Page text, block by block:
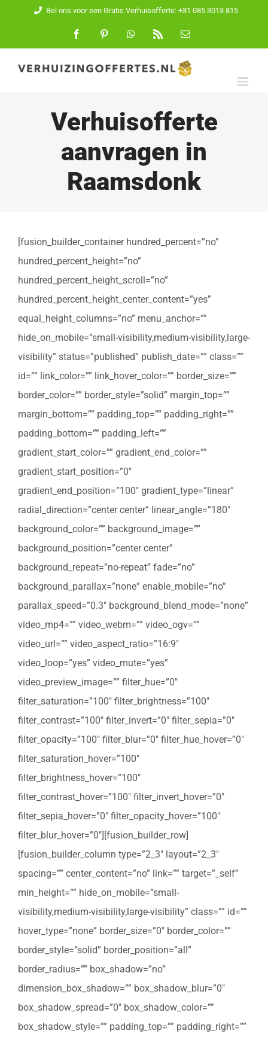
inhoud
Bel ons voor een Gratis Verhuisofferte: +31 085 3013 815
FacebookPinterest WhatsApp
E-
Verhuisofferte
aanvragen in
Raamsdonk
[fusion_builder_container hundred_percent=”no”
hundred_percent_height=”no”
hundred_percent_height_scroll=”no”
hundred_percent_height_center_content=”yes”
equal_height_columns=”no” menu_anchor=””
hide_on_mobile=”small-visibility,medium-visibility,large-
visibility” status=”published” publish_date=”” class=””
id=”” link_color=”” link_hover_color=”” border_size=””
border_color=”” border_style=”solid” margin_top=””
margin_bottom=”” padding_top=”” padding_right=””
padding_bottom=”” padding_left=””
gradient_start_color=”” gradient_end_color=””
gradient_start_position=”0″
gradient_end_position=”100″ gradient_type=”linear”
radial_direction=”center center” linear_angle=”180″
background_color=”” background_image=””
background_position=”center center”
background_repeat=”no-repeat” fade=”no”
background_parallax=”none” enable_mobile=”no”
parallax_speed=”0.3″ background_blend_mode=”none”
video_mp4=”” video_webm=”” video_ogv=””
video_url=”” video_aspect_ratio=”16:9″
video_loop=”yes” video_mute=”yes”
video_preview_image=”” filter_hue=”0″
filter_saturation=”100″ filter_brightness=”100″
filter_contrast=”100″ filter_invert=”0″ filter_sepia=”0″
filter_opacity=”100″ filter_blur=”0″ filter_hue_hover=”0″
filter_saturation_hover=”100″
filter_brightness_hover=”100″
filter_contrast_hover=”100″ filter_invert_hover=”0″
filter_sepia_hover=”0″ filter_opacity_hover=”100″
filter_blur_hover=”0″][fusion_builder_row]
[fusion_builder_column type=”2_3″ layout=”2_3″
spacing=”” center_content=”no” link=”” target=”_self”
min_height=”” hide_on_mobile=”small-
visibility,medium-visibility,large-visibility” class=”” id=””
hover_type=”none” border_size=”0″ border_color=””
border_style=”solid” border_position=”all”
border_radius=”” box_shadow=”no”
dimension_box_shadow=”” box_shadow_blur=”0″
box_shadow_spread=”0″ box_shadow_color=””
box_shadow_style=”” padding_top=”” padding_right=””